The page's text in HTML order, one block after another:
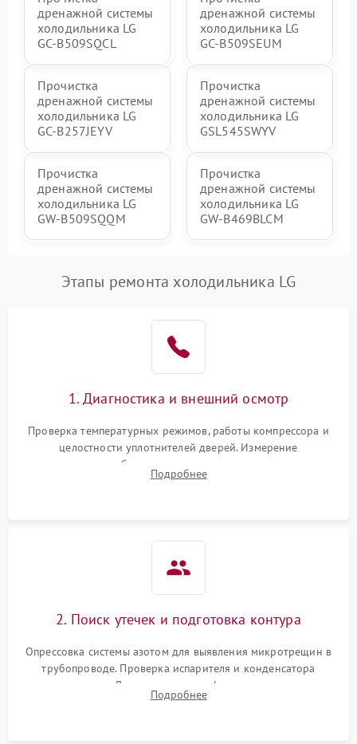
дренажной системы
холодильника LG
GC-B509SQCL
дренажной системы
холодильника LG
GC-B509SEUM
Прочистка
дренажной системы
холодильника LG
GC-B257JEYV
Прочистка
дренажной системы
холодильника LG
GSL545SWYV
Прочистка
дренажной системы
холодильника LG
GW-B509SQQM
Прочистка
дренажной системы
холодильника LG
GW-B469BLCM
Этапы ремонта холодильника LG
1. Диагностика и внешний осмотр
Проверка температурных режимов, работы компрессора и
целостности уплотнителей дверей. Измерение
сопротивления обмоток мотора, проверка термостата и
считывание кодов ошибок с электронного дисплея.
Подробнее
2. Поиск утечек и подготовка контура
Опрессовка системы азотом для выявления микротрещин в
трубопроводе. Проверка испарителя и конденсатора
течеискателем. Демонтаж старого фильтра-осушителя и
продувка капиллярной трубки для устранения засоров.
Подробнее